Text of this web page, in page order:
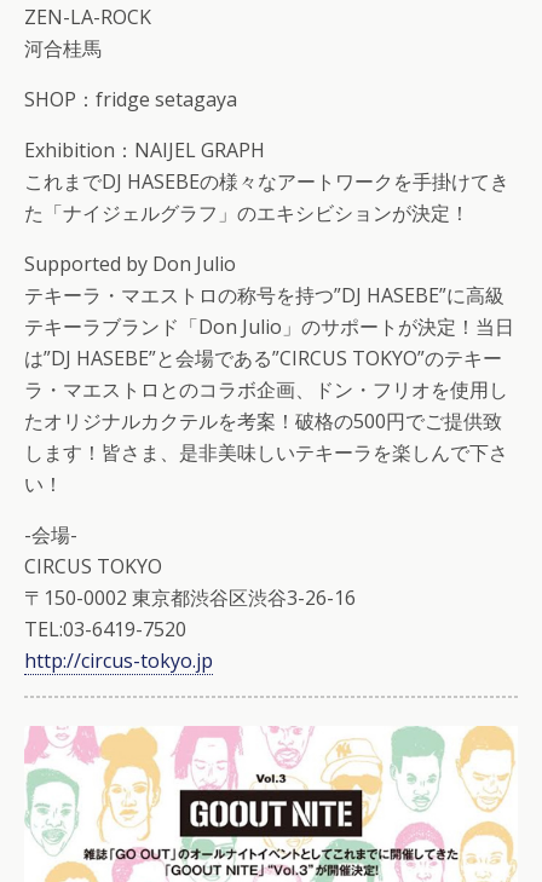
ZEN-LA-ROCK
河合桂馬
SHOP：fridge setagaya
Exhibition：NAIJEL GRAPH
これまでDJ HASEBEの様々なアートワークを手掛けてき
た「ナイジェルグラフ」のエキシビションが決定！
Supported by Don Julio
テキーラ・マエストロの称号を持つ”DJ HASEBE”に高級
テキーラブランド「Don Julio」のサポートが決定！当日
は”DJ HASEBE”と会場である”CIRCUS TOKYO”のテキー
ラ・マエストロとのコラボ企画、ドン・フリオを使用し
たオリジナルカクテルを考案！破格の500円でご提供致
します！皆さま、是非美味しいテキーラを楽しんで下さ
い！
-会場-
CIRCUS TOKYO
〒150-0002 東京都渋谷区渋谷3-26-16
TEL:03-6419-7520
http://circus-tokyo.jp